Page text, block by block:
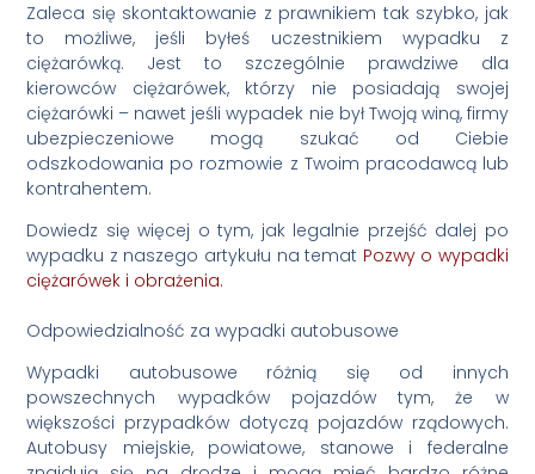
Zaleca się skontaktowanie z prawnikiem tak szybko, jak
to możliwe, jeśli byłeś uczestnikiem wypadku z
ciężarówką. Jest to szczególnie prawdziwe dla
kierowców ciężarówek, którzy nie posiadają swojej
ciężarówki – nawet jeśli wypadek nie był Twoją winą, firmy
ubezpieczeniowe mogą szukać od Ciebie
odszkodowania po rozmowie z Twoim pracodawcą lub
kontrahentem.
Dowiedz się więcej o tym, jak legalnie przejść dalej po
wypadku z naszego artykułu na temat Pozwy o wypadki
ciężarówek i obrażenia.
Odpowiedzialność za wypadki autobusowe
Wypadki autobusowe różnią się od innych
powszechnych wypadków pojazdów tym, że w
większości przypadków dotyczą pojazdów rządowych.
Autobusy miejskie, powiatowe, stanowe i federalne